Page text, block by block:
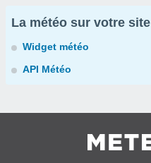
La météo sur votre site
Widget météo
API Météo